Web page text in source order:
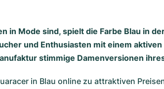
in Mode sind, spielt die Farbe Blau in
und Enthusiasten mit einem
stimmige Damenversionen
in Blau online zu attraktiven